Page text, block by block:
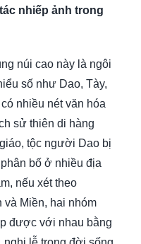
nhiếp ảnh trong
núi cao này là ngôi
số như Dao, Tày,
nhiều nét văn hóa
sử thiên di hàng
tộc người Dao bị
bố ở nhiều địa
nếu xét theo
Miền, hai nhóm
được với nhau bằng